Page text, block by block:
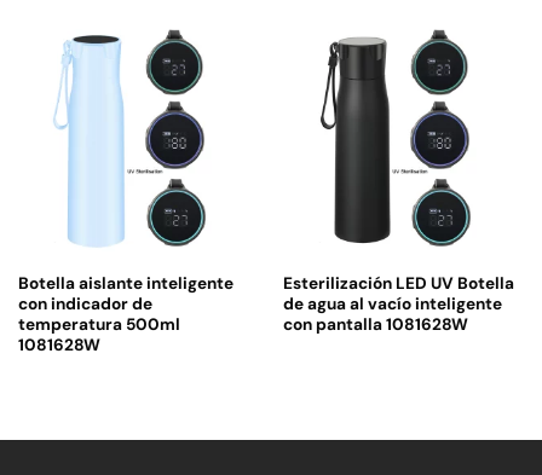
Botella aislante inteligente
con indicador de
temperatura 500ml
1081628W
Esterilización LED UV Botella
de agua al vacío inteligente
con pantalla 1081628W